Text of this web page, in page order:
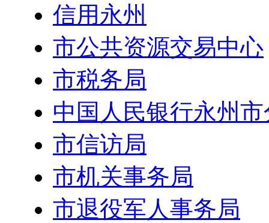
信用永州
市公共资源交易中心
市税务局
中国人民银行永州
市信访局
市机关事务局
市退役军人事务局